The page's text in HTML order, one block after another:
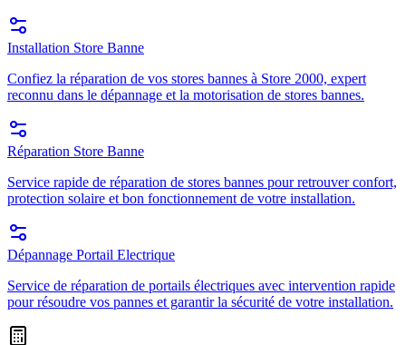
Installation Store Banne
Confiez la réparation de vos stores bannes à Store 2000, expert
reconnu dans le dépannage et la motorisation de stores bannes.
Réparation Store Banne
Service rapide de réparation de stores bannes pour retrouver confort,
protection solaire et bon fonctionnement de votre installation.
Dépannage Portail Electrique
Service de réparation de portails électriques avec intervention rapide
pour résoudre vos pannes et garantir la sécurité de votre installation.